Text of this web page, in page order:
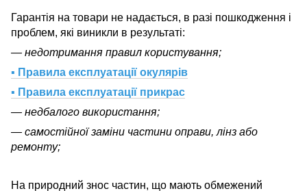
Гарантія на товари не надається, в разі пошкодження і
проблем, які виникли в результаті:
— недотримання правил користування;
▪ Правила експлуатації окулярів
▪ Правила експлуатації прикрас
— недбалого використання;
— самостійної заміни частини оправи, лінз або
ремонту;
На природний знос частин, що мають обмежений